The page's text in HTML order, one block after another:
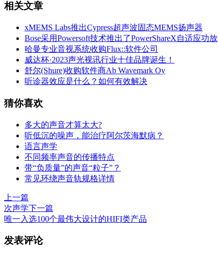
相关文章
xMEMS Labs推出Cypress超声波固态MEMS扬声器
Bose采用Powersoft技术推出了PowerShareX自适应功放
哈曼专业音视系统收购Flux::软件公司
威达杯·2023声光视讯行业十佳品牌诞生！
舒尔(Shure)收购软件商Ab Wavemark Oy
听诊器效应是什么？如何有效解决
猜你喜欢
多大的声音才算太大?
听低沉的噪声，能治疗阿尔茨海默病？
语言声学
不同频率声音的传播特点
带“负质量”的声音“粒子”？
常见环绕声音轨规格详情
上一篇
次声学下一篇
唯一入选100个最伟大设计的HIFI类产品
发表评论